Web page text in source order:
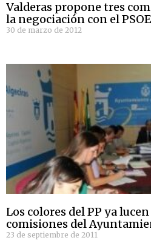
Valderas propone tres
la negociación con el PSOE
30 de marzo de 2012
Los colores del PP ya
comisiones del
23 de septiembre de 2011